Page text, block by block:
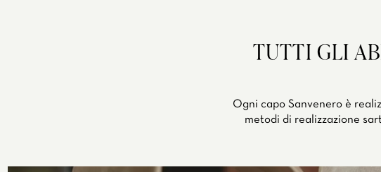
TUTTI GLI
Ogni capo Sanvenero è
metodi di realizzazione